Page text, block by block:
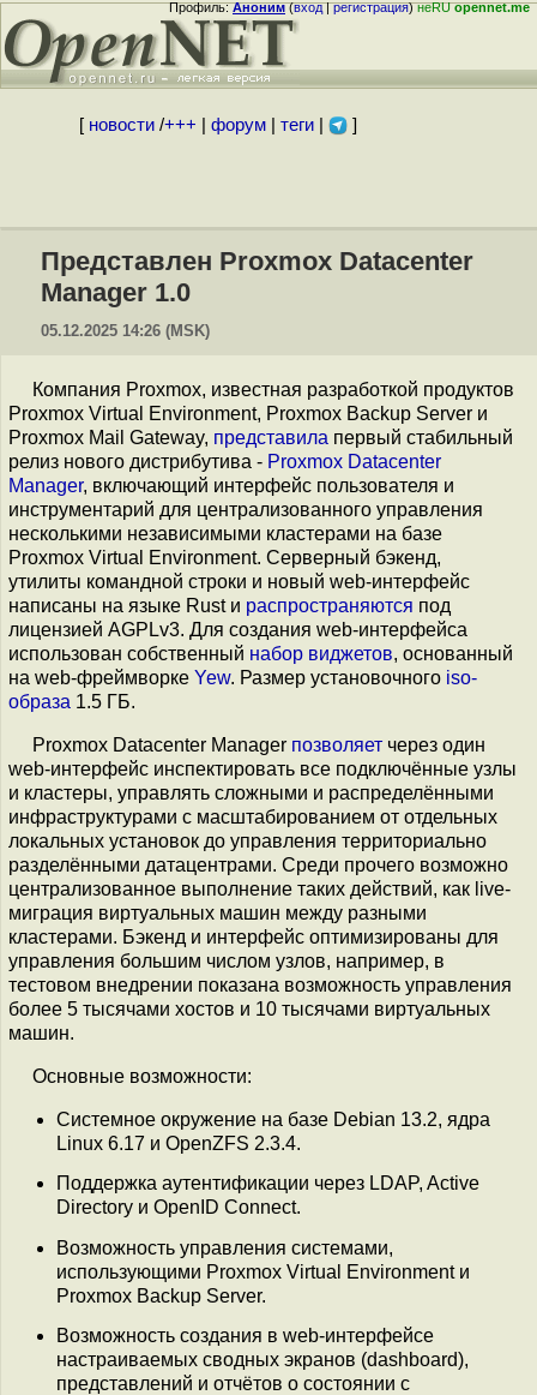
Профиль:Аноним(вход|регистрация)неRUopennet.me
[ новости/+++ форум| теги| ]
Представлен Proxmox Datacenter
Manager 1.0
05.12.2025 14:26 (MSK)
Компания Proxmox, известная разработкой продуктов
Proxmox Virtual Environment, Proxmox Backup Server и
Proxmox Mail Gateway, представила первый стабильный
релиз нового дистрибутива - Proxmox Datacenter
Manager, включающий интерфейс пользователя и
инструментарий для централизованного управления
несколькими независимыми кластерами на базе
Proxmox Virtual Environment. Серверный бэкенд,
утилиты командной строки и новый web-интерфейс
написаны на языке Rust и распространяются под
лицензией AGPLv3. Для создания web-интерфейса
использован собственный набор виджетов, основанный
на web-фреймворке Yew. Размер установочного iso-
образа 1.5 ГБ.
Proxmox Datacenter Manager позволяет через один
web-интерфейс инспектировать все подключённые узлы
и кластеры, управлять сложными и распределёнными
инфраструктурами с масштабированием от отдельных
локальных установок до управления территориально
разделёнными датацентрами. Среди прочего возможно
централизованное выполнение таких действий, как live-
миграция виртуальных машин между разными
кластерами. Бэкенд и интерфейс оптимизированы для
управления большим числом узлов, например, в
тестовом внедрении показана возможность управления
более 5 тысячами хостов и 10 тысячами виртуальных
машин.
Основные возможности:
Системное окружение на базе Debian 13.2, ядра
Linux 6.17 и OpenZFS 2.3.4.
Поддержка аутентификации через LDAP, Active
Directory и OpenID Connect.
Возможность управления системами,
использующими Proxmox Virtual Environment и
Proxmox Backup Server.
Возможность создания в web-интерфейсе
настраиваемых сводных экранов (dashboard),
представлений и отчётов о состоянии c